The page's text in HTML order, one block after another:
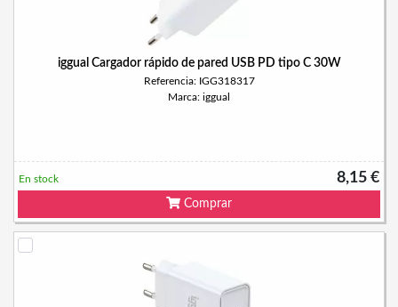
iggual Cargador rápido de pared USB PD tipo C 30W
Referencia: IGG318317
Marca: iggual
8,15 €
En stock
Comprar